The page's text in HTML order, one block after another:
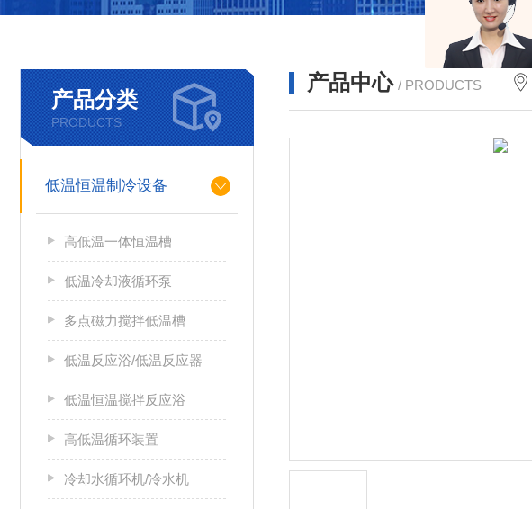
产品分类
PRODUCTS
低温恒温制冷设备
高低温一体恒温槽
低温冷却液循环泵
多点磁力搅拌低温槽
低温反应浴/低温反应器
低温恒温搅拌反应浴
高低温循环装置
冷却水循环机/冷水机
产品中心 / PRODUCTS